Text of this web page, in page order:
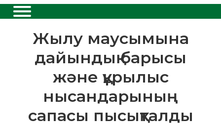
Жылу маусымына
дайындық барысы
және құрылыс
нысандарының
сапасы пысықталды